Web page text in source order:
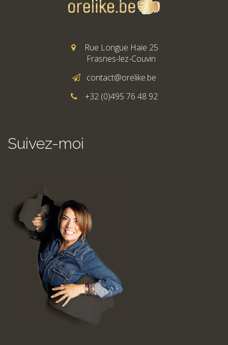
Rue Longue Haie 25
Frasnes-lez-Couvin
contact@orelike.be
+32 (0)495 76 48 92
Suivez-moi